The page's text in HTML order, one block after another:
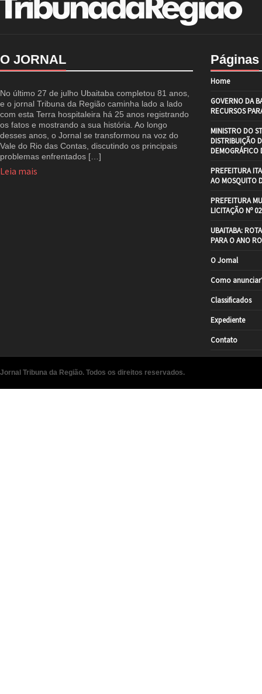
O JORNAL
No último 27 de julho Ubaitaba completou 81 anos,
e o jornal Tribuna da Região caminha lado a lado
com esta Terra hospitaleira há 25 anos registrando
os fatos e mostrando a sua história. Ao longo
desses anos, o Jornal se transformou na voz do
Vale do Rio das Contas, discutindo os principais
problemas enfrentados […]
Leia mais
Páginas
Home
GOVERNO DA
RECURSOS
MINISTRO DO
DISTRIBUIÇÃO
DEMOGRÁFICO
PREFEITURA
AO MOSQUITO
PREFEITURA
LICITAÇÃO Nº
UBAITABA:
PARA O ANO
O Jornal
Como
Classificados
Expediente
Contato
Jornal Tribuna da Região. Todos os direitos reservados.